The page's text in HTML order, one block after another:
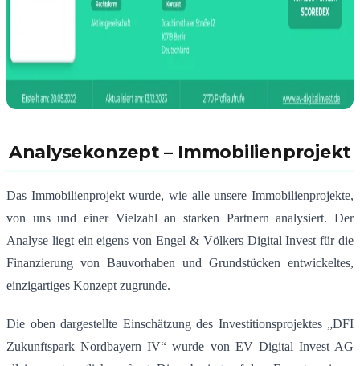
Analysekonzept – Immobilienprojekt
Das Immobilienprojekt wurde, wie alle unsere Immobilienprojekte,
von uns und einer Vielzahl an starken Partnern analysiert. Der
Analyse liegt ein eigens von Engel & Völkers Digital Invest für die
Finanzierung von Bauvorhaben und Grundstücken entwickeltes,
einzigartiges Konzept zugrunde.
Die oben dargestellte Einschätzung des Investitionsprojektes „DFI
Zukunftspark Nordbayern IV“ wurde von EV Digital Invest AG